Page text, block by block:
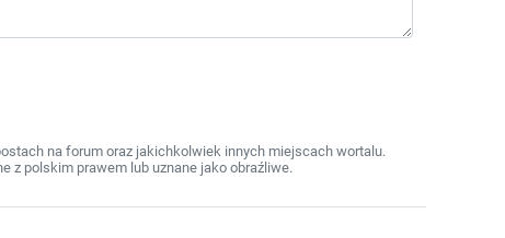
na forum oraz jakichkolwiek innych miejscach wortalu.
z polskim prawem lub uznane jako obraźliwe.